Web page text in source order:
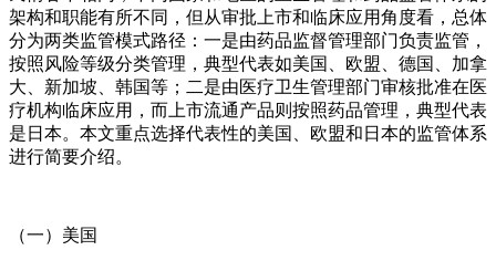
架构和职能有所不同，但从审批上市和临床应用角度看，总体
分为两类监管模式路径：一是由药品监督管理部门负责监管，
按照风险等级分类管理，典型代表如美国、欧盟、德国、加拿
大、新加坡、韩国等；二是由医疗卫生管理部门审核批准在医
疗机构临床应用，而上市流通产品则按照药品管理，典型代表
是日本。本文重点选择代表性的美国、欧盟和日本的监管体系
进行简要介绍。
（一）美国